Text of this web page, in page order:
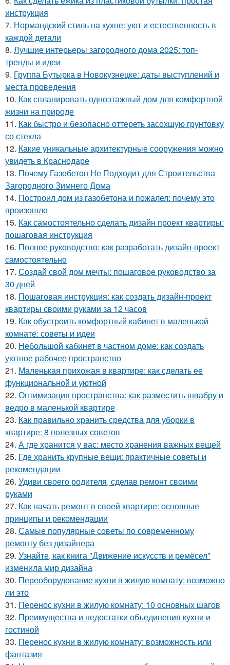
инструкция
7. Нормандский стиль на кухне: уют и естественность в
каждой детали
8. Лучшие интерьеры загородного дома 2025: топ-
тренды и идеи
9. Группа Бутырка в Новокузнецке: даты выступлений и
места проведения
10. Как спланировать одноэтажный дом для комфортной
жизни на природе
11. Как быстро и безопасно оттереть засохшую грунтовку
со стекла
12. Какие уникальные архитектурные сооружения можно
увидеть в Краснодаре
13. Почему Газобетон Не Подходит для Строительства
Загородного Зимнего Дома
14. Построил дом из газобетона и пожалел: почему это
произошло
15. Как самостоятельно сделать дизайн проект квартиры:
пошаговая инструкция
16. Полное руководство: как разработать дизайн-проект
самостоятельно
17. Создай свой дом мечты: пошаговое руководство за
30 дней
18. Пошаговая инструкция: как создать дизайн-проект
квартиры своими руками за 12 часов
19. Как обустроить комфортный кабинет в маленькой
комнате: советы и идеи
20. Небольшой кабинет в частном доме: как создать
уютное рабочее пространство
21. Маленькая прихожая в квартире: как сделать ее
функциональной и уютной
22. Оптимизация пространства: как разместить швабру и
ведро в маленькой квартире
23. Как правильно хранить средства для уборки в
квартире: 8 полезных советов
24. А где хранится у вас: место хранения важных вещей
25. Где хранить крупные вещи: практичные советы и
рекомендации
26. Удиви своего родителя, сделав ремонт своими
руками
27. Как начать ремонт в своей квартире: основные
принципы и рекомендации
28. Самые популярные советы по современному
ремонту без дизайнера
29. Узнайте, как книга "Движение искусств и ремёсел"
изменила мир дизайна
30. Переоборудование кухни в жилую комнату: возможно
ли это
31. Перенос кухни в жилую комнату: 10 основных шагов
32. Преимущества и недостатки объединения кухни и
гостиной
33. Перенос кухни в жилую комнату: возможность или
фантазия